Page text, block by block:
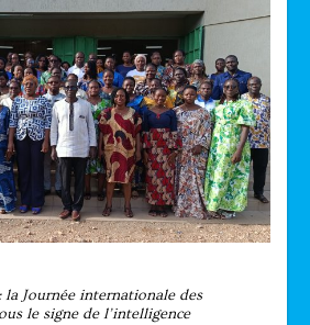
la Journée internationale des
le signe de l’intelligence